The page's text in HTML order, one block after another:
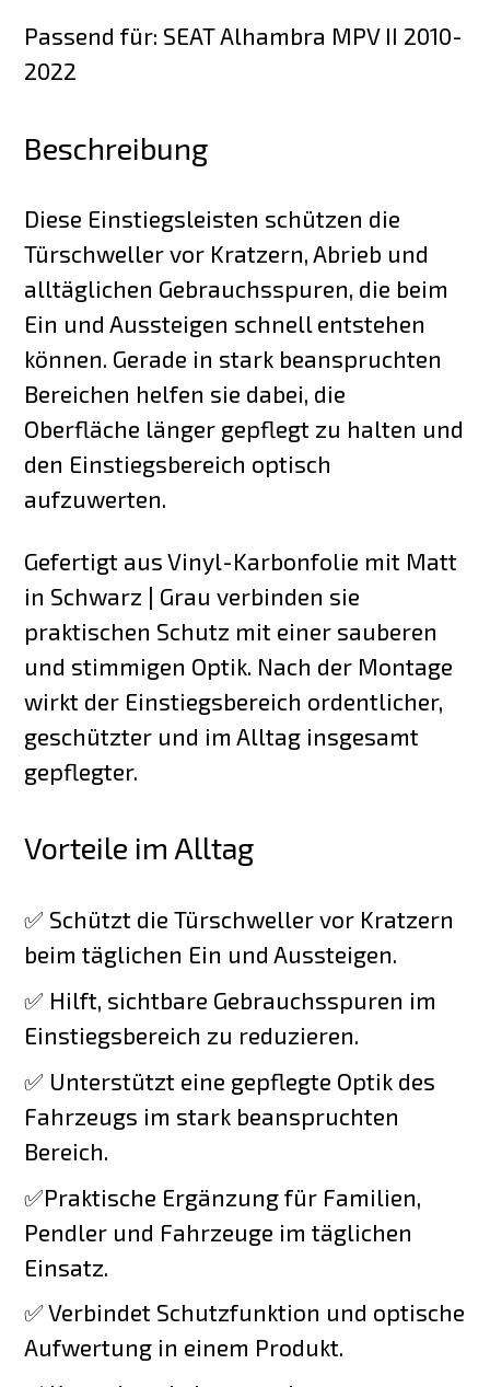
Passend für: SEAT Alhambra MPV II 2010-
2022
Beschreibung
Diese Einstiegsleisten schützen die
Türschweller vor Kratzern, Abrieb und
alltäglichen Gebrauchsspuren, die beim
Ein und Aussteigen schnell entstehen
können. Gerade in stark beanspruchten
Bereichen helfen sie dabei, die
Oberfläche länger gepflegt zu halten und
den Einstiegsbereich optisch
aufzuwerten.
Gefertigt aus Vinyl-Karbonfolie mit Matt
in Schwarz | Grau verbinden sie
praktischen Schutz mit einer sauberen
und stimmigen Optik. Nach der Montage
wirkt der Einstiegsbereich ordentlicher,
geschützter und im Alltag insgesamt
gepflegter.
Vorteile im Alltag
✅ Schützt die Türschweller vor Kratzern
beim täglichen Ein und Aussteigen.
✅ Hilft, sichtbare Gebrauchsspuren im
Einstiegsbereich zu reduzieren.
✅ Unterstützt eine gepflegte Optik des
Fahrzeugs im stark beanspruchten
Bereich.
✅Praktische Ergänzung für Familien,
Pendler und Fahrzeuge im täglichen
Einsatz.
✅ Verbindet Schutzfunktion und optische
Aufwertung in einem Produkt.